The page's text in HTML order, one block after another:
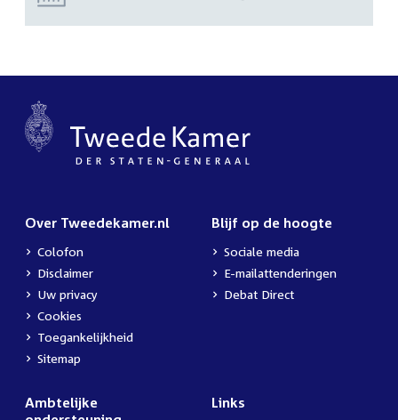
Over Tweedekamer.nl
Colofon
Disclaimer
Uw privacy
Cookies
Toegankelijkheid
Sitemap
Blijf op de hoogte
Sociale media
E-mailattenderingen
Debat Direct
Ambtelijke
Links